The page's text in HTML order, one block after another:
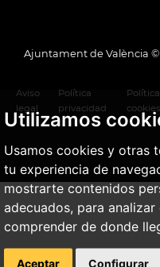
Utilizamos
Usamos cookies y otras
tu experiencia de
mostrarte contenidos
adecuados, para
comprender de donde
Aceptar Configurar
Ajuntament de València ©
Aviso
legal
Política
privacidad
cookies